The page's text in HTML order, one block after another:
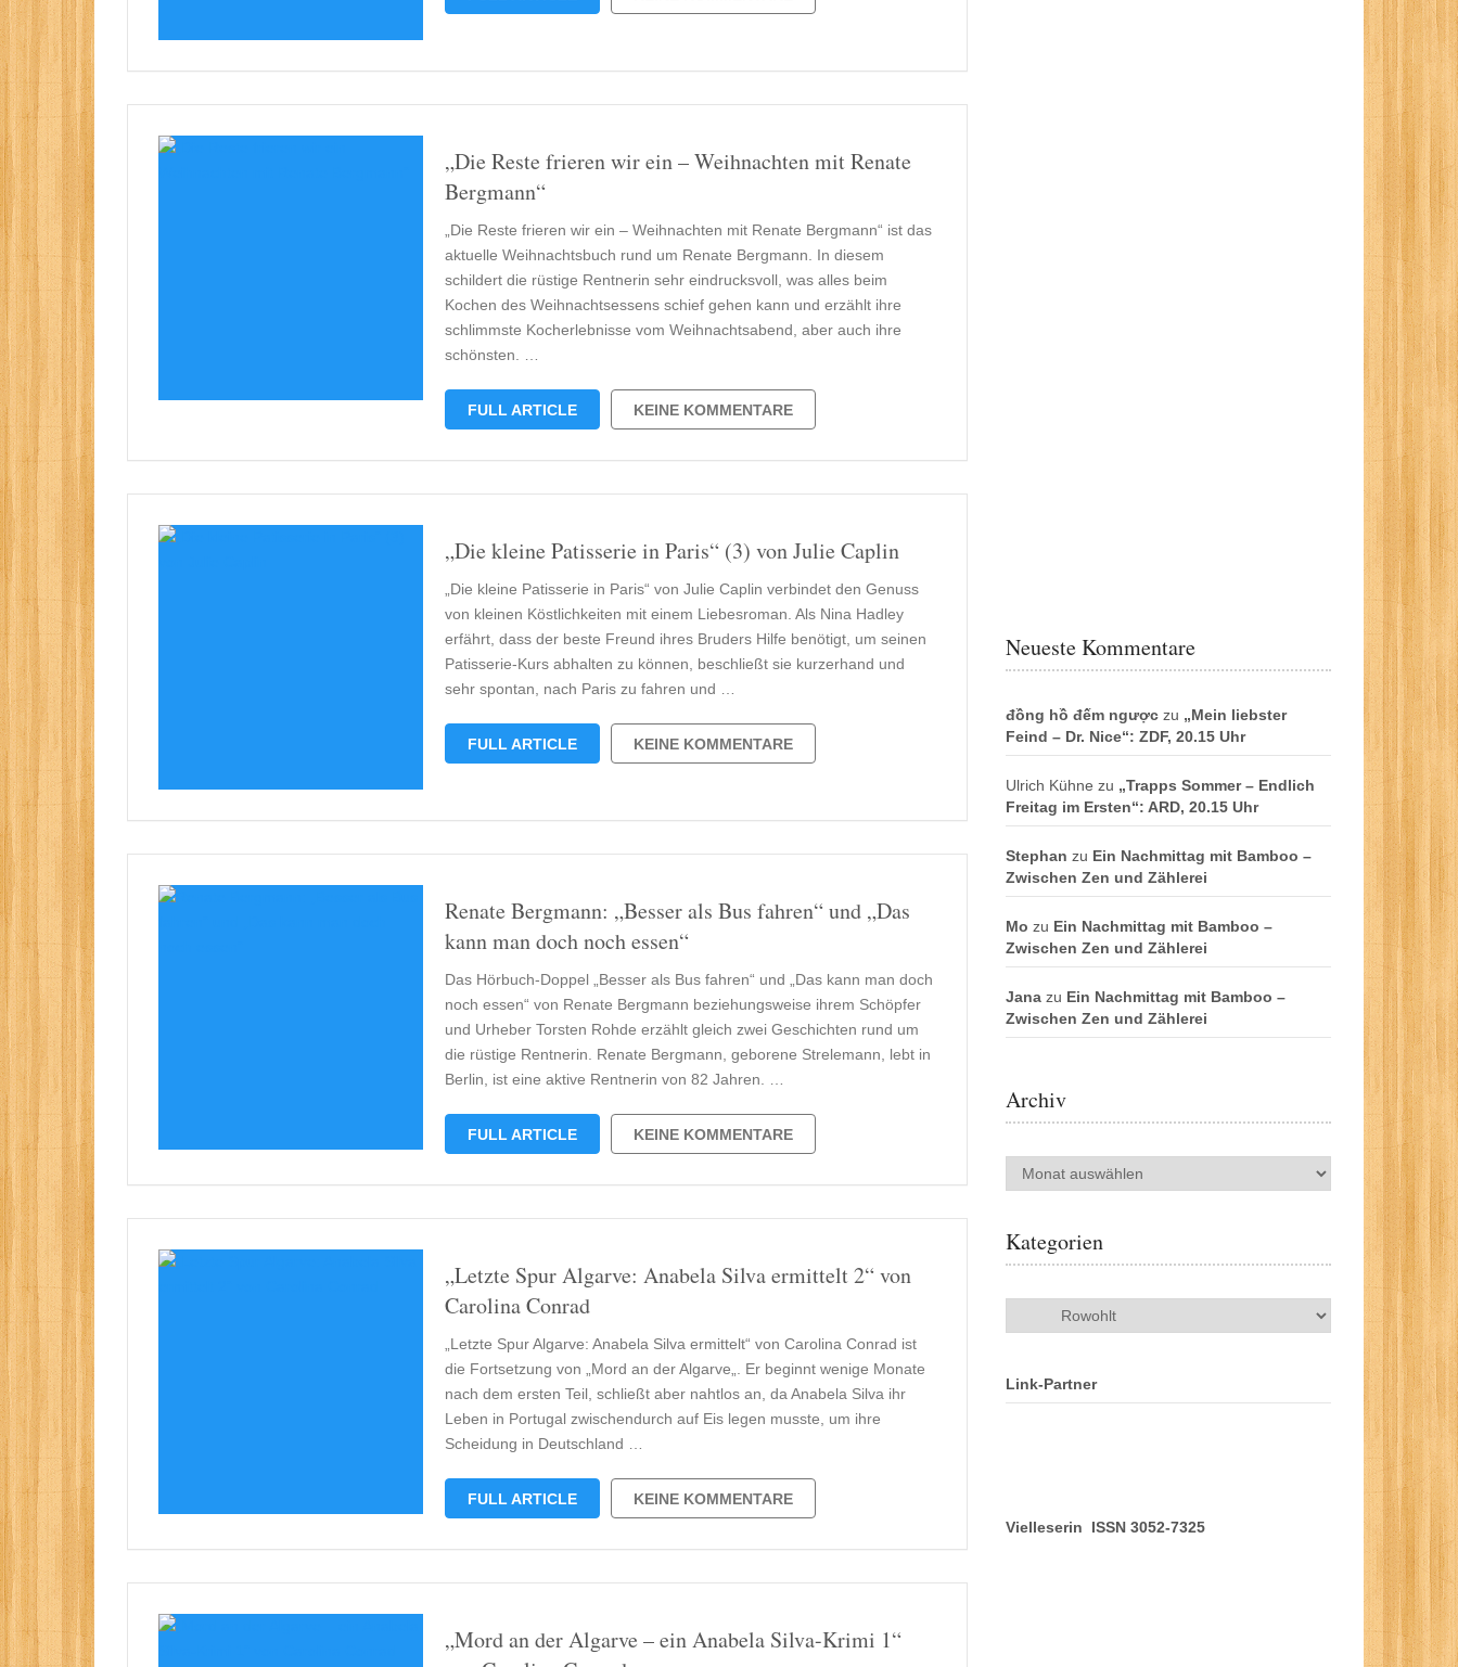
„Die Reste frieren wir ein – Weihnachten mit Renate
Bergmann“
„Die Reste frieren wir ein – Weihnachten mit Renate Bergmann“ ist das
aktuelle Weihnachtsbuch rund um Renate Bergmann. In diesem
schildert die rüstige Rentnerin sehr eindrucksvoll, was alles beim
Kochen des Weihnachtsessens schief gehen kann und erzählt ihre
schlimmste Kocherlebnisse vom Weihnachtsabend, aber auch ihre
schönsten. …
FULL ARTICLE KEINE KOMMENTARE
„Die kleine Patisserie in Paris“ (3) von Julie Caplin
„Die kleine Patisserie in Paris“ von Julie Caplin verbindet den Genuss
von kleinen Köstlichkeiten mit einem Liebesroman. Als Nina Hadley
erfährt, dass der beste Freund ihres Bruders Hilfe benötigt, um seinen
Patisserie-Kurs abhalten zu können, beschließt sie kurzerhand und
sehr spontan, nach Paris zu fahren und …
FULL ARTICLE KEINE KOMMENTARE
Renate Bergmann: „Besser als Bus fahren“ und „Das
kann man doch noch essen“
Das Hörbuch-Doppel „Besser als Bus fahren“ und „Das kann man doch
noch essen“ von Renate Bergmann beziehungsweise ihrem Schöpfer
und Urheber Torsten Rohde erzählt gleich zwei Geschichten rund um
die rüstige Rentnerin. Renate Bergmann, geborene Strelemann, lebt in
Berlin, ist eine aktive Rentnerin von 82 Jahren. …
FULL ARTICLE KEINE KOMMENTARE
„Letzte Spur Algarve: Anabela Silva ermittelt 2“ von
Carolina Conrad
„Letzte Spur Algarve: Anabela Silva ermittelt“ von Carolina Conrad ist
die Fortsetzung von „Mord an der Algarve„. Er beginnt wenige Monate
nach dem ersten Teil, schließt aber nahtlos an, da Anabela Silva ihr
Leben in Portugal zwischendurch auf Eis legen musste, um ihre
Scheidung in Deutschland …
FULL ARTICLE KEINE KOMMENTARE
„Mord an der Algarve – ein Anabela Silva-Krimi 1“
Neueste Kommentare
đồng hồ đếm ngược zu „Mein liebster
Feind – Dr. Nice“: ZDF, 20.15 Uhr
Ulrich Kühne zu „Trapps Sommer – Endlich
Freitag im Ersten“: ARD, 20.15 Uhr
Stephan zu Ein Nachmittag mit Bamboo –
Zwischen Zen und Zählerei
Mo zu Ein Nachmittag mit Bamboo –
Zwischen Zen und Zählerei
Jana zu Ein Nachmittag mit Bamboo –
Zwischen Zen und Zählerei
Archiv
Archiv
Kategorien
Kategorien
Link-Partner
Vielleserin ISSN 3052-7325